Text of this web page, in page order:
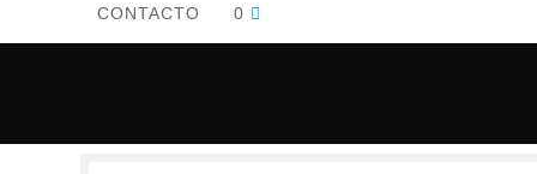
CONTACTO
0